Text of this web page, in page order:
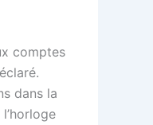
comptes
dans la